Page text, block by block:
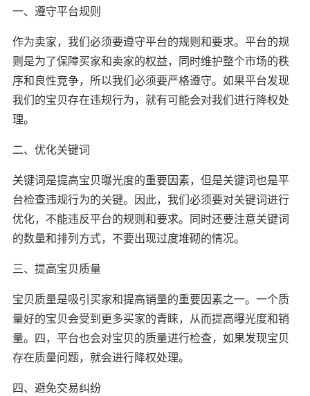
一、遵守平台规则
作为卖家，我们必须要遵守平台的规则和要求。平台的规
则是为了保障买家和卖家的权益，同时维护整个市场的秩
序和良性竞争，所以我们必须要严格遵守。如果平台发现
我们的宝贝存在违规行为，就有可能会对我们进行降权处
理。
二、优化关键词
关键词是提高宝贝曝光度的重要因素，但是关键词也是平
台检查违规行为的关键。因此，我们必须要对关键词进行
优化，不能违反平台的规则和要求。同时还要注意关键词
的数量和排列方式，不要出现过度堆砌的情况。
三、提高宝贝质量
宝贝质量是吸引买家和提高销量的重要因素之一。一个质
量好的宝贝会受到更多买家的青睐，从而提高曝光度和销
量。四，平台也会对宝贝的质量进行检查，如果发现宝贝
存在质量问题，就会进行降权处理。
四、避免交易纠纷